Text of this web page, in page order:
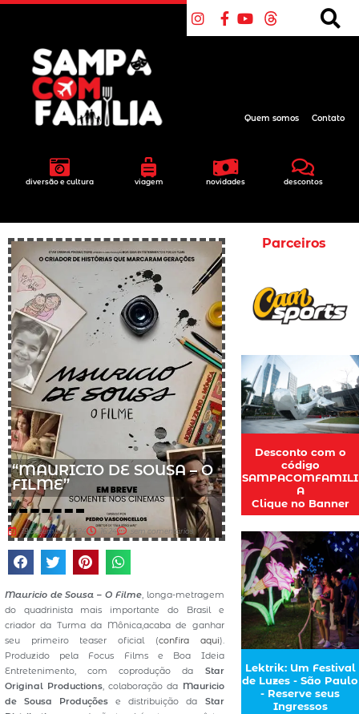
diversão e cultura viagem novidades descontos
Quem somos Contato
“MAURICIO DE SOUSA – O
FILME”
19 dezembro 2024 16:24 sem comentários
Mauricio de Sousa – O Filme, longa-metragem
do quadrinista mais importante do Brasil e
criador da Turma da Mônica,acaba de ganhar
seu primeiro teaser oficial (confira aqui).
Produzido pela Focus Films e Boa Ideia
Entretenimento, com coprodução da Star
Original Productions, colaboração da Mauricio
de Sousa Produçõese distribuição da Star
Parceiros
Desconto com o
código
SAMPACOMFAMILI
A
Clique no Banner
Lektrik: Um Festival
de Luzes - São Paulo
- Reserve seus
Ingressos